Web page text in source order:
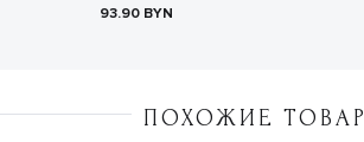
93.90 BYN
ПОХОЖИЕ